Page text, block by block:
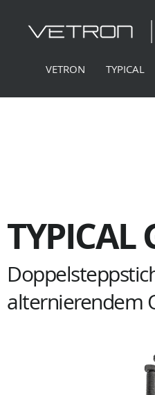
VETRON TYPICAL
TYPICAL
alternierendem